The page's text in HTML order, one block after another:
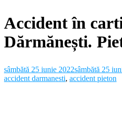
Accident în
Dărmănești.
sâmbătă 25 iunie 2022sâmbătă 25
accident darmanesti, accident pieton